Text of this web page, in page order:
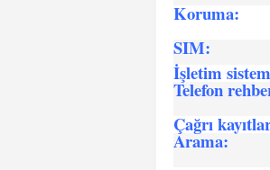
Koruma:
SIM:
İşletim
Telefon
Çağrı
Arama: